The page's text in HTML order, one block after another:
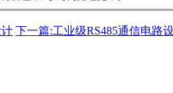
下一篇:工业级RS485通信电路